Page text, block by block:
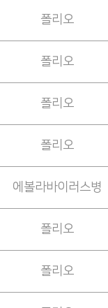
폴리오
폴리오
폴리오
폴리오
에볼라바이러스병
폴리오
폴리오